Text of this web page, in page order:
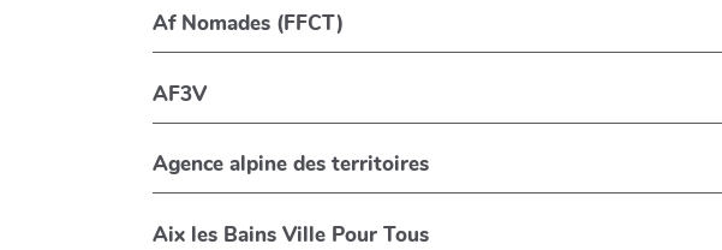
Af Nomades (FFCT)
AF3V
Agence alpine des territoires
Aix les Bains Ville Pour Tous